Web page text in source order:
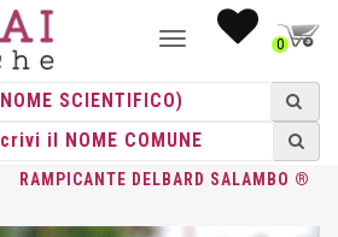
NAVIGAZIONE0
/ROSE RAMPICANTI/ DELBARD / ROSA
RAMPICANTE DELBARD SALAMBO ®